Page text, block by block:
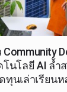
Community
โนโลยี AI ล้ำ
นเล่าเรียนห